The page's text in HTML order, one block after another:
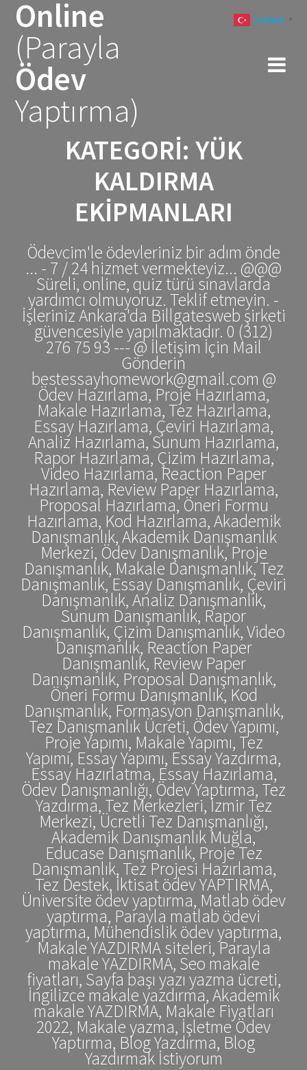
Online
(Parayla
Ödev
Yaptırma)
KATEGORI: YÜK
KALDIRMA
EKIPMANLARI
Ödevcim'le ödevleriniz bir adım önde
... - 7 / 24 hizmet vermekteyiz... @@@
Süreli, online, quiz türü sınavlarda
yardımcı olmuyoruz. Teklif etmeyin. -
İşleriniz Ankara'da Billgatesweb şirketi
güvencesiyle yapılmaktadır. 0 (312)
276 75 93 --- @ İletişim İçin Mail
Gönderin
bestessayhomework@gmail.com @
Ödev Hazırlama, Proje Hazırlama,
Makale Hazırlama, Tez Hazırlama,
Essay Hazırlama, Çeviri Hazırlama,
Analiz Hazırlama, Sunum Hazırlama,
Rapor Hazırlama, Çizim Hazırlama,
Video Hazırlama, Reaction Paper
Hazırlama, Review Paper Hazırlama,
Proposal Hazırlama, Öneri Formu
Hazırlama, Kod Hazırlama, Akademik
Danışmanlık, Akademik Danışmanlık
Merkezi, Ödev Danışmanlık, Proje
Danışmanlık, Makale Danışmanlık, Tez
Danışmanlık, Essay Danışmanlık, Çeviri
Danışmanlık, Analiz Danışmanlık,
Sunum Danışmanlık, Rapor
Danışmanlık, Çizim Danışmanlık, Video
Danışmanlık, Reaction Paper
Danışmanlık, Review Paper
Danışmanlık, Proposal Danışmanlık,
Öneri Formu Danışmanlık, Kod
Danışmanlık, Formasyon Danışmanlık,
Tez Danışmanlık Ücreti, Ödev Yapımı,
Proje Yapımı, Makale Yapımı, Tez
Yapımı, Essay Yapımı, Essay Yazdırma,
Essay Hazırlatma, Essay Hazırlama,
Ödev Danışmanlığı, Ödev Yaptırma, Tez
Yazdırma, Tez Merkezleri, İzmir Tez
Merkezi, Ücretli Tez Danışmanlığı,
Akademik Danışmanlık Muğla,
Educase Danışmanlık, Proje Tez
Danışmanlık, Tez Projesi Hazırlama,
Tez Destek, İktisat ödev YAPTIRMA,
Üniversite ödev yaptırma, Matlab ödev
yaptırma, Parayla matlab ödevi
yaptırma, Mühendislik ödev yaptırma,
Makale YAZDIRMA siteleri, Parayla
makale YAZDIRMA, Seo makale
fiyatları, Sayfa başı yazı yazma ücreti,
İngilizce makale yazdırma, Akademik
makale YAZDIRMA, Makale Fiyatları
2022, Makale yazma, İşletme Ödev
Yaptırma, Blog Yazdırma, Blog
Yazdırmak İstiyorum
Turkish ▼